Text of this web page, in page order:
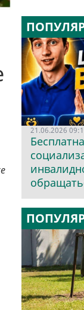
21.06.2026